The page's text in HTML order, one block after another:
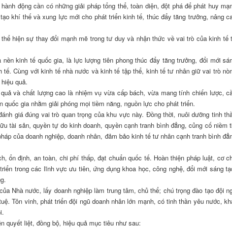
động cần có những giải pháp tổng thể, toàn diện, đột phá để phát huy
khí thế và xung lực mới cho phát triển kinh tế, thúc đẩy tăng trưởng, nâng
hiện sự thay đổi mạnh mẽ trong tư duy và nhận thức về vai trò của kinh tế
kinh tế quốc gia, là lực lượng tiên phong thúc đẩy tăng trưởng, đổi mới
Cùng với kinh tế nhà nước và kinh tế tập thể, kinh tế tư nhân giữ vai trò
quả.
và chất lượng cao là nhiệm vụ vừa cấp bách, vừa mang tính chiến lược,
gia nhằm giải phóng mọi tiềm năng, nguồn lực cho phát triển.
giá đúng vai trò quan trọng của khu vực này. Đồng thời, nuôi dưỡng tinh
tài sản, quyền tự do kinh doanh, quyền cạnh tranh bình đẳng, củng cố niềm
của doanh nghiệp, doanh nhân, đảm bảo kinh tế tư nhân cạnh tranh bình
ổn định, an toàn, chi phí thấp, đạt chuẩn quốc tế. Hoàn thiện pháp luật, cơ
trong các lĩnh vực ưu tiên, ứng dụng khoa học, công nghệ, đổi mới sáng
Nhà nước, lấy doanh nghiệp làm trung tâm, chủ thể; chú trọng đào tạo đội
Tôn vinh, phát triển đội ngũ doanh nhân lớn mạnh, có tinh thần yêu nước,
quyết liệt, đồng bộ, hiệu quả mục tiêu như sau: